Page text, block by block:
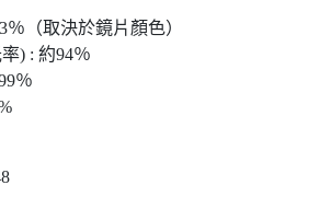
％（取決於鏡片顏色）
) : 約94％
％